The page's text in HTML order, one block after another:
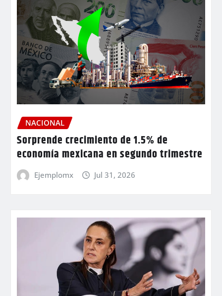
NACIONAL
Sorprende crecimiento de 1.5% de
economía mexicana en segundo trimestre
Ejemplomx Jul 31, 2026